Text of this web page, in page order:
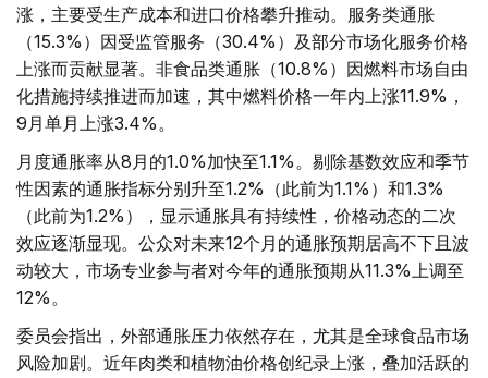
涨，主要受生产成本和进口价格攀升推动。服务类通胀
（15.3%）因受监管服务（30.4%）及部分市场化服务价格
上涨而贡献显著。非食品类通胀（10.8%）因燃料市场自由
化措施持续推进而加速，其中燃料价格一年内上涨11.9%，
9月单月上涨3.4%。
月度通胀率从8月的1.0%加快至1.1%。剔除基数效应和季节
性因素的通胀指标分别升至1.2%（此前为1.1%）和1.3%
（此前为1.2%），显示通胀具有持续性，价格动态的二次
效应逐渐显现。公众对未来12个月的通胀预期居高不下且波
动较大，市场专业参与者对今年的通胀预期从11.3%上调至
12%。
委员会指出，外部通胀压力依然存在，尤其是全球食品市场
风险加剧。近年肉类和植物油价格创纪录上涨，叠加活跃的